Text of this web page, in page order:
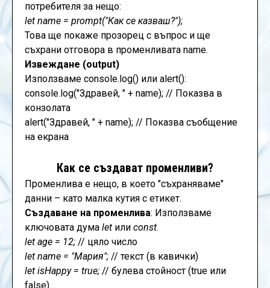
потребителя за нещо:
let name = prompt("Как се казваш?");
Това ще покаже прозорец с въпрос и ще
съхрани отговора в променливата name.
Извеждане (output)
Използваме console.log() или alert():
console.log("Здравей, " + name); // Показва в
конзолата
alert("Здравей, " + name); // Показва съобщение
на екрана
Как се създават променливи?
Променлива е нещо, в което "съхраняваме"
данни – като малка кутия с етикет.
Създаване на променлива: Използваме
ключовата думаlet илиconst.
let age = 12; // цяло число
let name = "Мария"; // текст (в кавички)
let isHappy = true; // булева стойност (true или
false)